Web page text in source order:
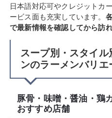
日本語対応可やクレジットカ
ービス面も充実しています。
で最新情報を確認してから訪
スープ別・スタイ
ンのラーメンバリエ
豚骨・味噌・醤油・鶏
おすすめ店舗